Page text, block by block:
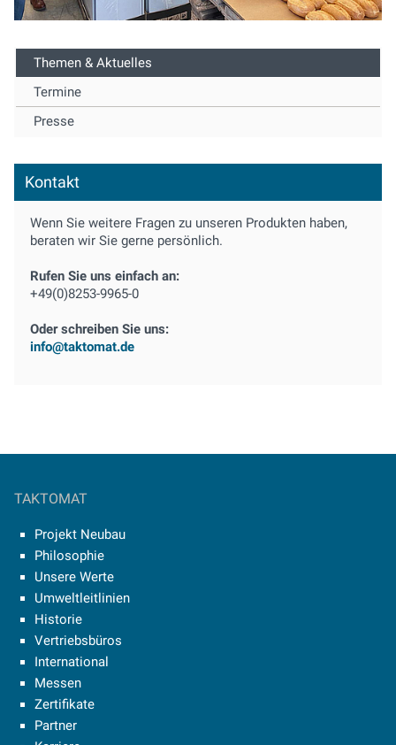
Themen & Aktuelles
Termine
Presse
Kontakt
Wenn Sie weitere Fragen zu unseren Produkten haben,
beraten wir Sie gerne persönlich.
Rufen Sie uns einfach an:
+49(0)8253-9965-0
Oder schreiben Sie uns:
info@taktomat.de
TAKTOMAT
Projekt Neubau
Philosophie
Unsere Werte
Umweltleitlinien
Historie
Vertriebsbüros
International
Messen
Zertifikate
Partner